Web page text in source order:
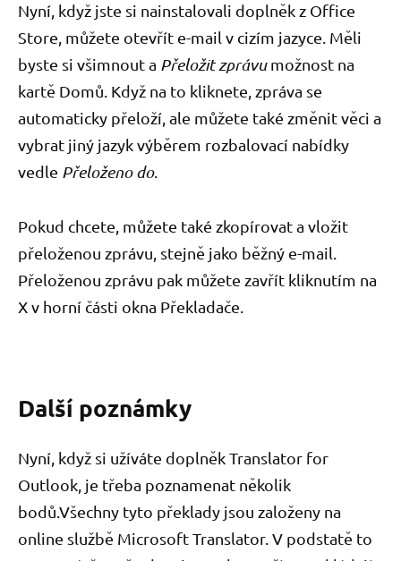
Nyní, když jste si nainstalovali doplněk z Office
Store, můžete otevřít e-mail v cizím jazyce. Měli
byste si všimnout a Přeložit zprávumožnost na
kartě Domů. Když na to kliknete, zpráva se
automaticky přeloží, ale můžete také změnit věci a
vybrat jiný jazyk výběrem rozbalovací nabídky
vedle Přeloženo do.
Pokud chcete, můžete také zkopírovat a vložit
přeloženou zprávu, stejně jako běžný e-mail.
Přeloženou zprávu pak můžete zavřít kliknutím na
X v horní části okna Překladače.
Další poznámky
Nyní, když si užíváte doplněk Translator for
Outlook, je třeba poznamenat několik
bodů.Všechny tyto překlady jsou založeny na
online službě Microsoft Translator. V podstatě to